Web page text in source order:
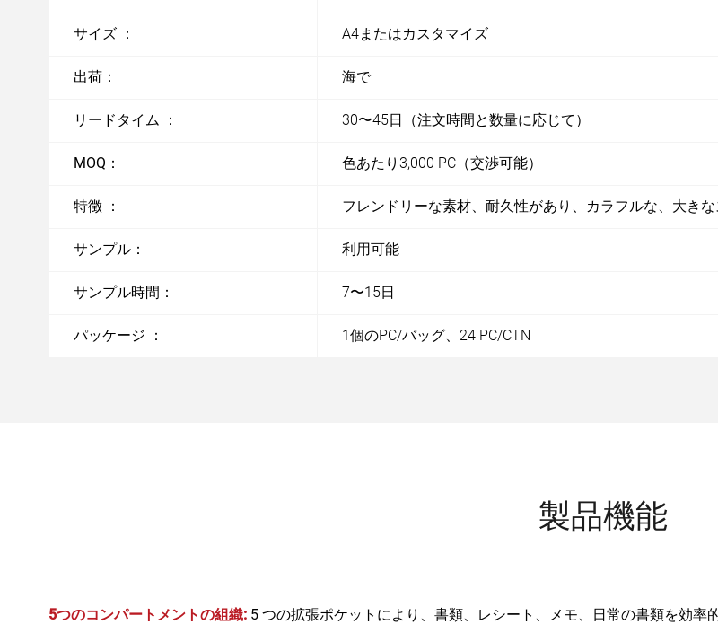
サイズ ： A4またはカスタマイズ
出荷： 海で
リードタイム ： 30〜45日（注文時間と数量に応じて）
MOQ： 色あたり3,000 PC（交渉可能）
特徴 ： フレンドリーな素材、耐久性があり、カラフルな、大きな
サンプル： 利用可能
サンプル時間： 7〜15日
パッケージ ： 1個のPC/バッグ、24 PC/CTN
製品機能
5つのコンパートメントの組織: 5 つの拡張ポケットにより、書類、レシート、メモ、日常の書類を効率